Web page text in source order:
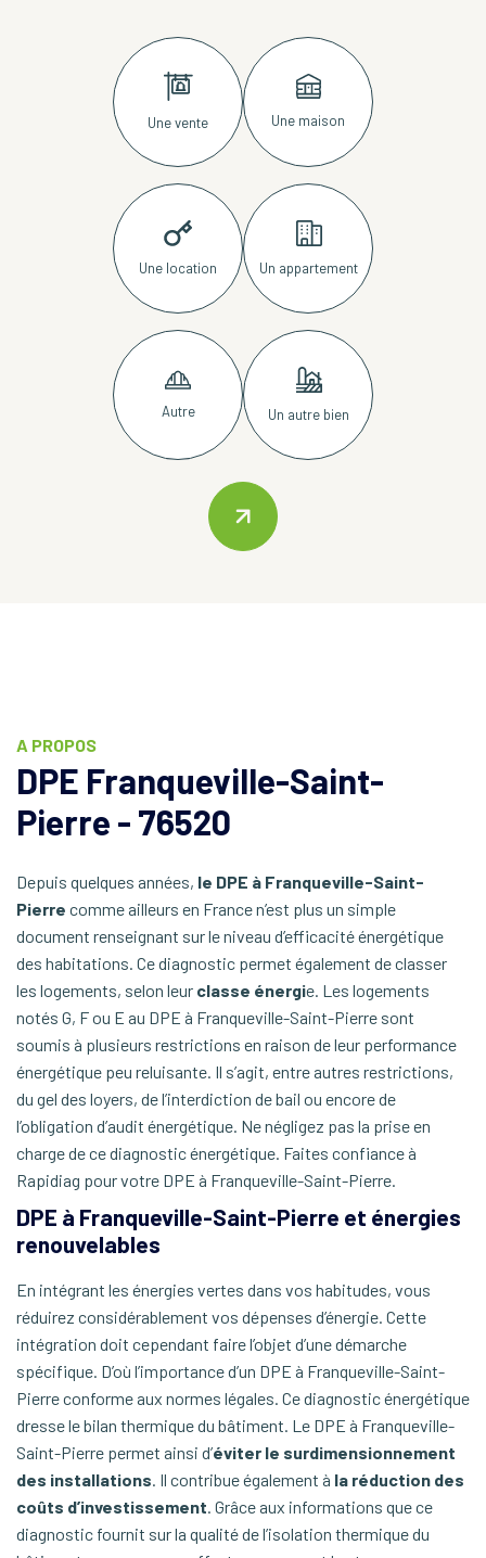
Une vente
Une location
Autre
Une maison
Un appartement
Un autre bien
A PROPOS
DPE Franqueville-Saint-
Pierre - 76520
Depuis quelques années, le DPE à Franqueville-Saint-
Pierre comme ailleurs en France n’est plus un simple
document renseignant sur le niveau d’efficacité énergétique
des habitations. Ce diagnostic permet également de classer
les logements, selon leur classe énergie. Les logements
notés G, F ou E au DPE à Franqueville-Saint-Pierre sont
soumis à plusieurs restrictions en raison de leur performance
énergétique peu reluisante. Il s’agit, entre autres restrictions,
du gel des loyers, de l’interdiction de bail ou encore de
l’obligation d’audit énergétique. Ne négligez pas la prise en
charge de ce diagnostic énergétique. Faites confiance à
Rapidiag pour votre DPE à Franqueville-Saint-Pierre.
DPE à Franqueville-Saint-Pierre et énergies
renouvelables
En intégrant les énergies vertes dans vos habitudes, vous
réduirez considérablement vos dépenses d’énergie. Cette
intégration doit cependant faire l’objet d’une démarche
spécifique. D’où l’importance d’un DPE à Franqueville-Saint-
Pierre conforme aux normes légales. Ce diagnostic énergétique
dresse le bilan thermique du bâtiment. Le DPE à Franqueville-
Saint-Pierre permet ainsi d’éviter le surdimensionnement
des installations . Il contribue également à la réduction des
coûts d’investissement . Grâce aux informations que ce
diagnostic fournit sur la qualité de l’isolation thermique du